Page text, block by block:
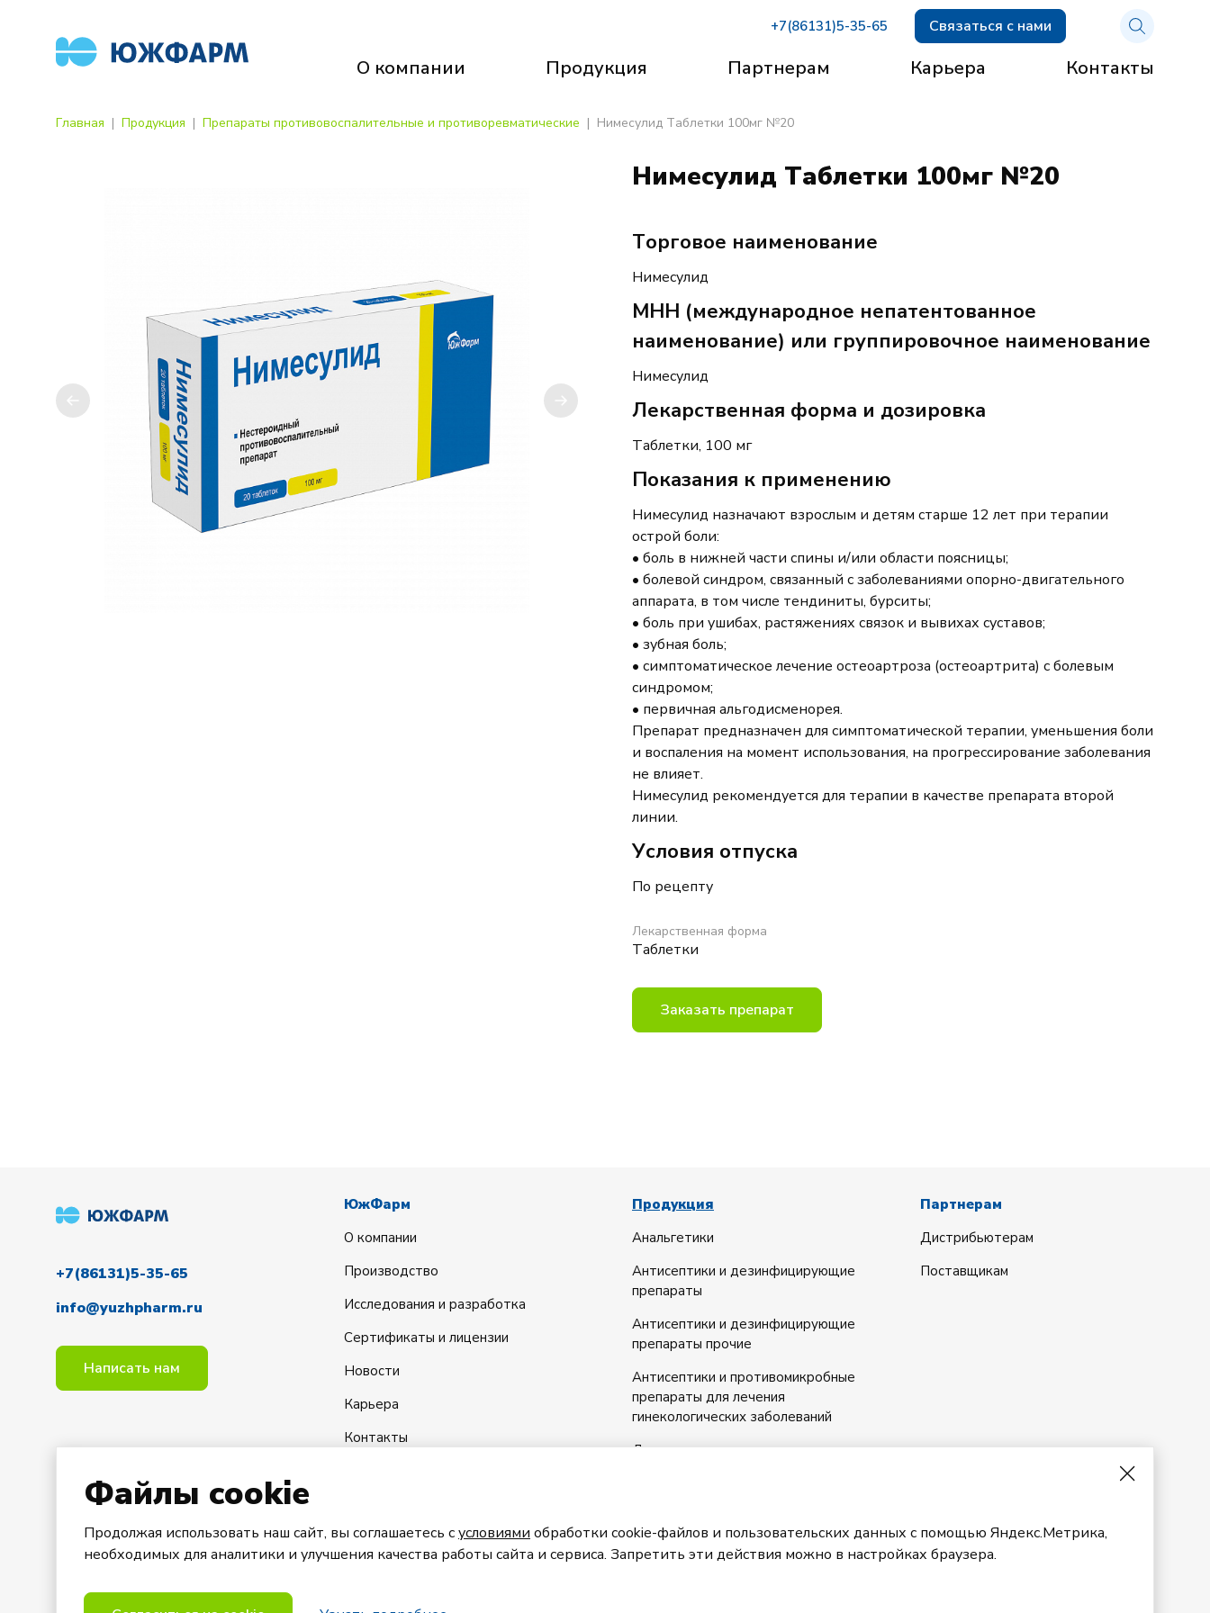
+7(86131)5-35-65 Связаться с нами
О компании Продукция Партнерам Карьера Контакты
Главная Продукция Препараты противовоспалительные и противоревматические Нимесулид Таблетки 100мг №20
Нимесулид Таблетки 100мг №20
Торговое наименование
Нимесулид
МНН (международное непатентованное
наименование) или группировочное наименование
Нимесулид
Лекарственная форма и дозировка
Таблетки, 100 мг
Показания к применению
Нимесулид назначают взрослым и детям старше 12 лет при терапии
острой боли:
• боль в нижней части спины и/или области поясницы;
• болевой синдром, связанный с заболеваниями опорно-двигательного
аппарата, в том числе тендиниты, бурситы;
• боль при ушибах, растяжениях связок и вывихах суставов;
• зубная боль;
• симптоматическое лечение остеоартроза (остеоартрита) с болевым
синдромом;
• первичная альгодисменорея.
Препарат предназначен для симптоматической терапии, уменьшения боли
и воспаления на момент использования, на прогрессирование заболевания
не влияет.
Нимесулид рекомендуется для терапии в качестве препарата второй
линии.
Условия отпуска
По рецепту
Лекарственная форма
Таблетки
Заказать препарат
+7(86131)5-35-65
info@yuzhpharm.ru
Написать нам
ЮжФарм
О компании
Производство
Исследования и разработка
Сертификаты и лицензии
Новости
Карьера
Контакты
Продукция
Анальгетики
Антисептики и дезинфицирующие
препараты
Антисептики и дезинфицирующие
препараты прочие
Антисептики и противомикробные
препараты для лечения
гинекологических заболеваний
Диуретики
системного действия
Партнерам
Дистрибьютерам
Поставщикам
Файлы cookie
Продолжая использовать наш сайт, вы соглашаетесь сусловиями обработки cookie-файлов и пользовательских данных с помощью Яндекс.Метрика,
необходимых для аналитики и улучшения качества работы сайта и сервиса. Запретить эти действия можно в настройках браузера.